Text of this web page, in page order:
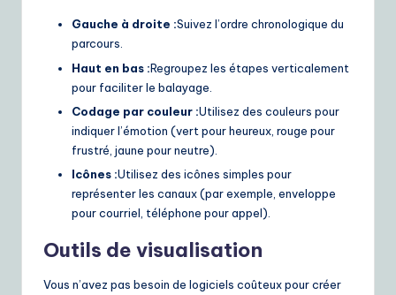
Gauche à droite :Suivez l’ordre chronologique du
parcours.
Haut en bas :Regroupez les étapes verticalement
pour faciliter le balayage.
Codage par couleur :Utilisez des couleurs pour
indiquer l’émotion (vert pour heureux, rouge pour
frustré, jaune pour neutre).
Icônes :Utilisez des icônes simples pour
représenter les canaux (par exemple, enveloppe
pour courriel, téléphone pour appel).
Outils de visualisation
Vous n’avez pas besoin de logiciels coûteux pour créer